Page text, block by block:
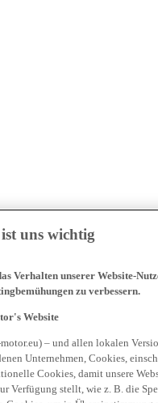
uns wichtig
Verhalten unserer Website-
zu verbessern.
Website
– und allen lokalen
Unternehmen, Cookies,
Cookies, damit unsere
Verfügung stellt, wie z. B. die